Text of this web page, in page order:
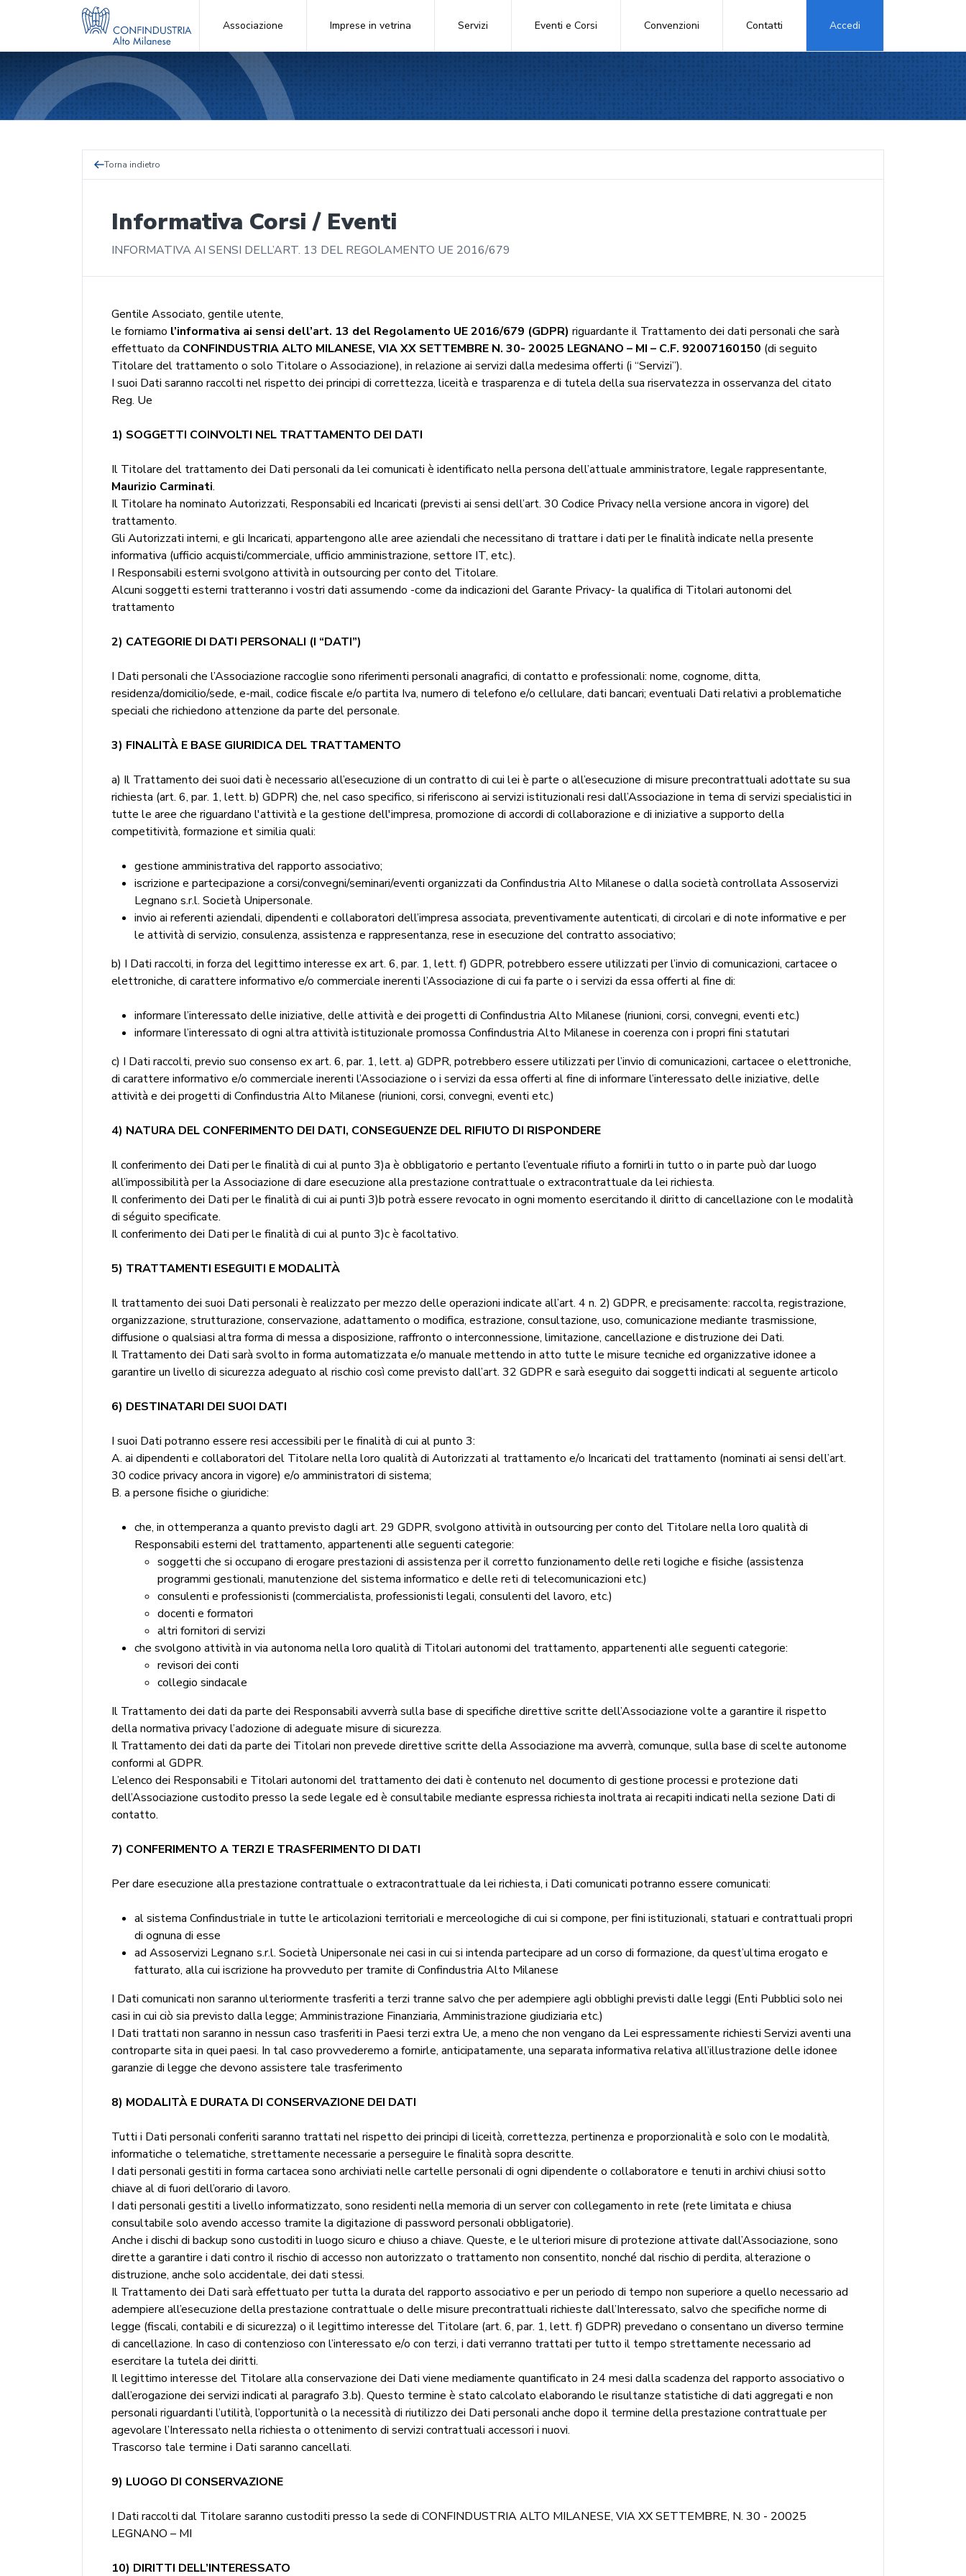
Associazione Imprese in vetrina Servizi Eventi e Corsi Convenzioni Contatti Accedi
Torna indietro
Informativa Corsi / Eventi
INFORMATIVA AI SENSI DELL’ART. 13 DEL REGOLAMENTO UE 2016/679
Gentile Associato, gentile utente,
le forniamo l’informativa ai sensi dell’art. 13 del Regolamento UE 2016/679 (GDPR) riguardante il Trattamento dei dati personali che sarà
effettuato da CONFINDUSTRIA ALTO MILANESE, VIA XX SETTEMBRE N. 30- 20025 LEGNANO – MI – C.F. 92007160150 (di seguito
Titolare del trattamento o solo Titolare o Associazione), in relazione ai servizi dalla medesima offerti (i “Servizi”).
I suoi Dati saranno raccolti nel rispetto dei principi di correttezza, liceità e trasparenza e di tutela della sua riservatezza in osservanza del citato
Reg. Ue
1) SOGGETTI COINVOLTI NEL TRATTAMENTO DEI DATI
Il Titolare del trattamento dei Dati personali da lei comunicati è identificato nella persona dell’attuale amministratore, legale rappresentante,
Maurizio Carminati.
Il Titolare ha nominato Autorizzati, Responsabili ed Incaricati (previsti ai sensi dell’art. 30 Codice Privacy nella versione ancora in vigore) del
trattamento.
Gli Autorizzati interni, e gli Incaricati, appartengono alle aree aziendali che necessitano di trattare i dati per le finalità indicate nella presente
informativa (ufficio acquisti/commerciale, ufficio amministrazione, settore IT, etc.).
I Responsabili esterni svolgono attività in outsourcing per conto del Titolare.
Alcuni soggetti esterni tratteranno i vostri dati assumendo -come da indicazioni del Garante Privacy- la qualifica di Titolari autonomi del
trattamento
2) CATEGORIE DI DATI PERSONALI (I “DATI”)
I Dati personali che l’Associazione raccoglie sono riferimenti personali anagrafici, di contatto e professionali: nome, cognome, ditta,
residenza/domicilio/sede, e-mail, codice fiscale e/o partita Iva, numero di telefono e/o cellulare, dati bancari; eventuali Dati relativi a problematiche
speciali che richiedono attenzione da parte del personale.
3) FINALITÀ E BASE GIURIDICA DEL TRATTAMENTO
a) Il Trattamento dei suoi dati è necessario all’esecuzione di un contratto di cui lei è parte o all’esecuzione di misure precontrattuali adottate su sua
richiesta (art. 6, par. 1, lett. b) GDPR) che, nel caso specifico, si riferiscono ai servizi istituzionali resi dall’Associazione in tema di servizi specialistici in
tutte le aree che riguardano l'attività e la gestione dell'impresa, promozione di accordi di collaborazione e di iniziative a supporto della
competitività, formazione et similia quali:
gestione amministrativa del rapporto associativo;
iscrizione e partecipazione a corsi/convegni/seminari/eventi organizzati da Confindustria Alto Milanese o dalla società controllata Assoservizi
Legnano s.r.l. Società Unipersonale.
invio ai referenti aziendali, dipendenti e collaboratori dell’impresa associata, preventivamente autenticati, di circolari e di note informative e per
le attività di servizio, consulenza, assistenza e rappresentanza, rese in esecuzione del contratto associativo;
b) I Dati raccolti, in forza del legittimo interesse ex art. 6, par. 1, lett. f) GDPR, potrebbero essere utilizzati per l’invio di comunicazioni, cartacee o
elettroniche, di carattere informativo e/o commerciale inerenti l’Associazione di cui fa parte o i servizi da essa offerti al fine di:
informare l’interessato delle iniziative, delle attività e dei progetti di Confindustria Alto Milanese (riunioni, corsi, convegni, eventi etc.)
informare l’interessato di ogni altra attività istituzionale promossa Confindustria Alto Milanese in coerenza con i propri fini statutari
c) I Dati raccolti, previo suo consenso ex art. 6, par. 1, lett. a) GDPR, potrebbero essere utilizzati per l’invio di comunicazioni, cartacee o elettroniche,
di carattere informativo e/o commerciale inerenti l’Associazione o i servizi da essa offerti al fine di informare l’interessato delle iniziative, delle
attività e dei progetti di Confindustria Alto Milanese (riunioni, corsi, convegni, eventi etc.)
4) NATURA DEL CONFERIMENTO DEI DATI, CONSEGUENZE DEL RIFIUTO DI RISPONDERE
Il conferimento dei Dati per le finalità di cui al punto 3)a è obbligatorio e pertanto l’eventuale rifiuto a fornirli in tutto o in parte può dar luogo
all’impossibilità per la Associazione di dare esecuzione alla prestazione contrattuale o extracontrattuale da lei richiesta.
Il conferimento dei Dati per le finalità di cui ai punti 3)b potrà essere revocato in ogni momento esercitando il diritto di cancellazione con le modalità
di séguito specificate.
Il conferimento dei Dati per le finalità di cui al punto 3)c è facoltativo.
5) TRATTAMENTI ESEGUITI E MODALITÀ
Il trattamento dei suoi Dati personali è realizzato per mezzo delle operazioni indicate all’art. 4 n. 2) GDPR, e precisamente: raccolta, registrazione,
organizzazione, strutturazione, conservazione, adattamento o modifica, estrazione, consultazione, uso, comunicazione mediante trasmissione,
diffusione o qualsiasi altra forma di messa a disposizione, raffronto o interconnessione, limitazione, cancellazione e distruzione dei Dati.
Il Trattamento dei Dati sarà svolto in forma automatizzata e/o manuale mettendo in atto tutte le misure tecniche ed organizzative idonee a
garantire un livello di sicurezza adeguato al rischio così come previsto dall’art. 32 GDPR e sarà eseguito dai soggetti indicati al seguente articolo
6) DESTINATARI DEI SUOI DATI
I suoi Dati potranno essere resi accessibili per le finalità di cui al punto 3:
A. ai dipendenti e collaboratori del Titolare nella loro qualità di Autorizzati al trattamento e/o Incaricati del trattamento (nominati ai sensi dell’art.
30 codice privacy ancora in vigore) e/o amministratori di sistema;
B. a persone fisiche o giuridiche:
che, in ottemperanza a quanto previsto dagli art. 29 GDPR, svolgono attività in outsourcing per conto del Titolare nella loro qualità di
Responsabili esterni del trattamento, appartenenti alle seguenti categorie:
soggetti che si occupano di erogare prestazioni di assistenza per il corretto funzionamento delle reti logiche e fisiche (assistenza
programmi gestionali, manutenzione del sistema informatico e delle reti di telecomunicazioni etc.)
consulenti e professionisti (commercialista, professionisti legali, consulenti del lavoro, etc.)
docenti e formatori
altri fornitori di servizi
che svolgono attività in via autonoma nella loro qualità di Titolari autonomi del trattamento, appartenenti alle seguenti categorie:
revisori dei conti
collegio sindacale
Il Trattamento dei dati da parte dei Responsabili avverrà sulla base di specifiche direttive scritte dell’Associazione volte a garantire il rispetto
della normativa privacy l’adozione di adeguate misure di sicurezza.
Il Trattamento dei dati da parte dei Titolari non prevede direttive scritte della Associazione ma avverrà, comunque, sulla base di scelte autonome
conformi al GDPR.
L’elenco dei Responsabili e Titolari autonomi del trattamento dei dati è contenuto nel documento di gestione processi e protezione dati
dell’Associazione custodito presso la sede legale ed è consultabile mediante espressa richiesta inoltrata ai recapiti indicati nella sezione Dati di
contatto.
7) CONFERIMENTO A TERZI E TRASFERIMENTO DI DATI
Per dare esecuzione alla prestazione contrattuale o extracontrattuale da lei richiesta, i Dati comunicati potranno essere comunicati:
al sistema Confindustriale in tutte le articolazioni territoriali e merceologiche di cui si compone, per fini istituzionali, statuari e contrattuali propri
di ognuna di esse
ad Assoservizi Legnano s.r.l. Società Unipersonale nei casi in cui si intenda partecipare ad un corso di formazione, da quest’ultima erogato e
fatturato, alla cui iscrizione ha provveduto per tramite di Confindustria Alto Milanese
I Dati comunicati non saranno ulteriormente trasferiti a terzi tranne salvo che per adempiere agli obblighi previsti dalle leggi (Enti Pubblici solo nei
casi in cui ciò sia previsto dalla legge; Amministrazione Finanziaria, Amministrazione giudiziaria etc.)
I Dati trattati non saranno in nessun caso trasferiti in Paesi terzi extra Ue, a meno che non vengano da Lei espressamente richiesti Servizi aventi una
controparte sita in quei paesi. In tal caso provvederemo a fornirle, anticipatamente, una separata informativa relativa all’illustrazione delle idonee
garanzie di legge che devono assistere tale trasferimento
8) MODALITÀ E DURATA DI CONSERVAZIONE DEI DATI
Tutti i Dati personali conferiti saranno trattati nel rispetto dei principi di liceità, correttezza, pertinenza e proporzionalità e solo con le modalità,
informatiche o telematiche, strettamente necessarie a perseguire le finalità sopra descritte.
I dati personali gestiti in forma cartacea sono archiviati nelle cartelle personali di ogni dipendente o collaboratore e tenuti in archivi chiusi sotto
chiave al di fuori dell’orario di lavoro.
I dati personali gestiti a livello informatizzato, sono residenti nella memoria di un server con collegamento in rete (rete limitata e chiusa
consultabile solo avendo accesso tramite la digitazione di password personali obbligatorie).
Anche i dischi di backup sono custoditi in luogo sicuro e chiuso a chiave. Queste, e le ulteriori misure di protezione attivate dall’Associazione, sono
dirette a garantire i dati contro il rischio di accesso non autorizzato o trattamento non consentito, nonché dal rischio di perdita, alterazione o
distruzione, anche solo accidentale, dei dati stessi.
Il Trattamento dei Dati sarà effettuato per tutta la durata del rapporto associativo e per un periodo di tempo non superiore a quello necessario ad
adempiere all’esecuzione della prestazione contrattuale o delle misure precontrattuali richieste dall’Interessato, salvo che specifiche norme di
legge (fiscali, contabili e di sicurezza) o il legittimo interesse del Titolare (art. 6, par. 1, lett. f) GDPR) prevedano o consentano un diverso termine
di cancellazione. In caso di contenzioso con l’interessato e/o con terzi, i dati verranno trattati per tutto il tempo strettamente necessario ad
esercitare la tutela dei diritti.
Il legittimo interesse del Titolare alla conservazione dei Dati viene mediamente quantificato in 24 mesi dalla scadenza del rapporto associativo o
dall’erogazione dei servizi indicati al paragrafo 3.b). Questo termine è stato calcolato elaborando le risultanze statistiche di dati aggregati e non
personali riguardanti l’utilità, l’opportunità o la necessità di riutilizzo dei Dati personali anche dopo il termine della prestazione contrattuale per
agevolare l’Interessato nella richiesta o ottenimento di servizi contrattuali accessori i nuovi.
Trascorso tale termine i Dati saranno cancellati.
9) LUOGO DI CONSERVAZIONE
I Dati raccolti dal Titolare saranno custoditi presso la sede di CONFINDUSTRIA ALTO MILANESE, VIA XX SETTEMBRE, N. 30 - 20025
LEGNANO – MI
10) DIRITTI DELL’INTERESSATO